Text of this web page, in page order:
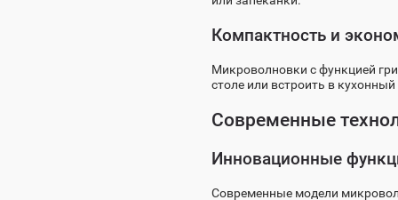
Компактность и
Микроволновки с функцией
столе или встроить в
Современные
Инновационные
Современные модели